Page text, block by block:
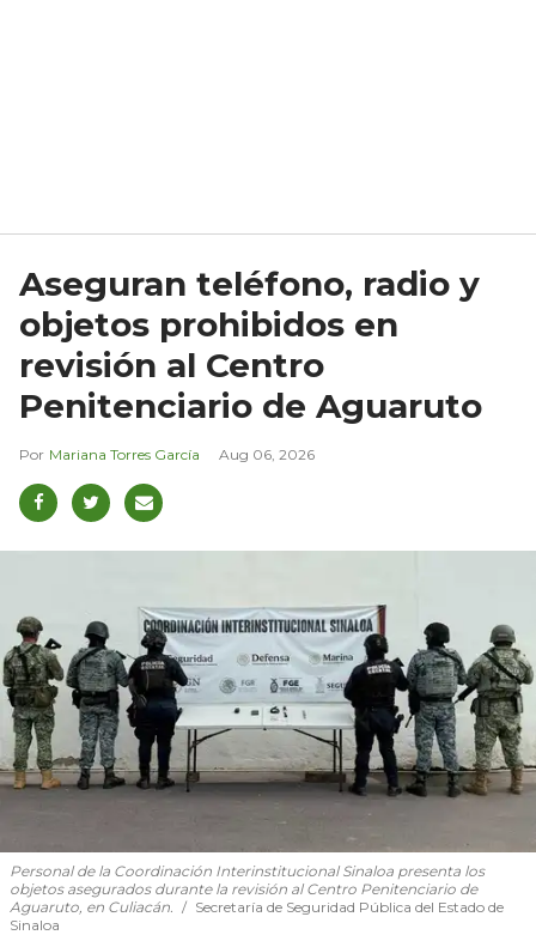
Aseguran teléfono, radio y
objetos prohibidos en
revisión al Centro
Penitenciario de Aguaruto
Mariana Torres García Aug 06, 2026
Personal de la Coordinación Interinstitucional Sinaloa presenta los
objetos asegurados durante la revisión al Centro Penitenciario de
Aguaruto, en Culiacán.
Secretaría de Seguridad Pública del Estado de
Sinaloa